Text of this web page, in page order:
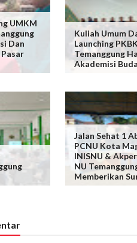
UMKM
Dan
Kuliah Umum
Launching
Temanggung
Akademisi
Jalan Sehat 1
PCNU Kota
INISNU &
NU
Memberikan